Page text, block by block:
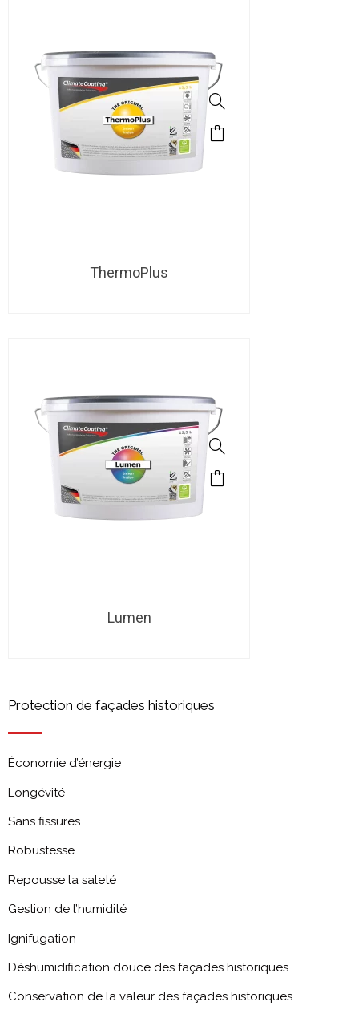
ThermoPlus
Lumen
Protection de façades historiques
Économie d’énergie
Longévité
Sans fissures
Robustesse
Repousse la saleté
Gestion de l’humidité
Ignifugation
Déshumidification douce des façades historiques
Conservation de la valeur des façades historiques